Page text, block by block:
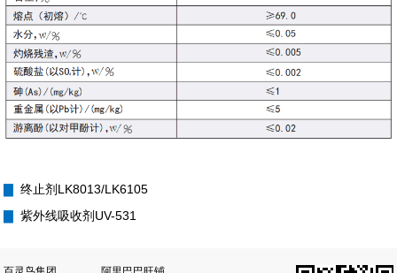
▇终止剂LK8013/LK6105
▇紫外线吸收剂UV-531